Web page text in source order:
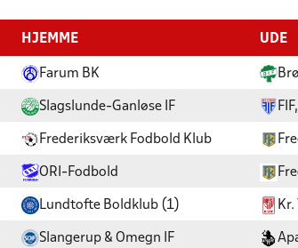
HJEMME UDE
Farum BK
Slagslunde-Ganløse IF
Frederiksværk Fodbold Klub
ORI-Fodbold
Lundtofte Boldklub (1)
Slangerup & Omegn IF